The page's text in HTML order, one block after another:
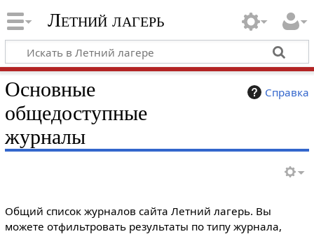
Летний лагерь
Справка
Основные
общедоступные
журналы
Общий список журналов сайта Летний лагерь. Вы
можете отфильтровать результаты по типу журнала,